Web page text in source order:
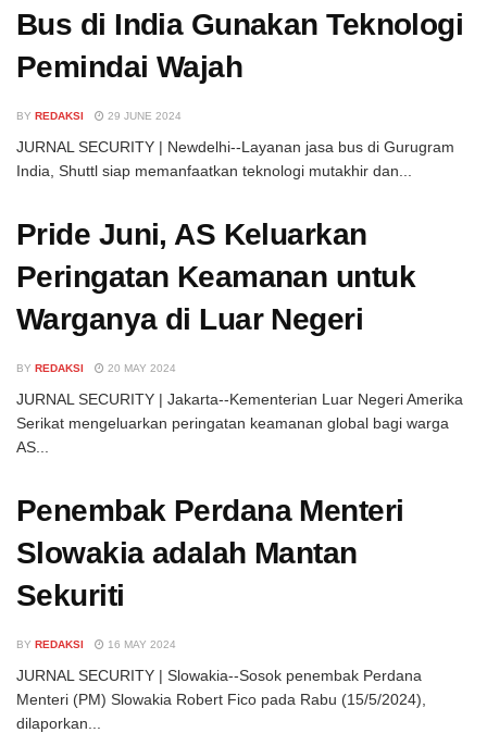
Bus di India Gunakan Teknologi
Pemindai Wajah
BY REDAKSI 29 JUNE 2024
JURNAL SECURITY | Newdelhi--Layanan jasa bus di Gurugram
India, Shuttl siap memanfaatkan teknologi mutakhir dan...
Pride Juni, AS Keluarkan
Peringatan Keamanan untuk
Warganya di Luar Negeri
BY REDAKSI 20 MAY 2024
JURNAL SECURITY | Jakarta--Kementerian Luar Negeri Amerika
Serikat mengeluarkan peringatan keamanan global bagi warga
AS...
Penembak Perdana Menteri
Slowakia adalah Mantan
Sekuriti
BY REDAKSI 16 MAY 2024
JURNAL SECURITY | Slowakia--Sosok penembak Perdana
Menteri (PM) Slowakia Robert Fico pada Rabu (15/5/2024),
dilaporkan...